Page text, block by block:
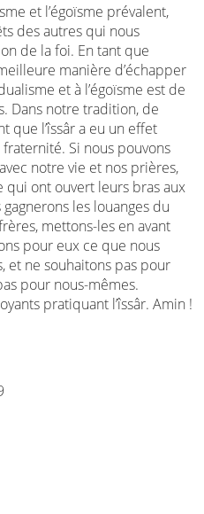
et l’égoïsme prévalent,
des autres qui nous
de la foi. En tant que
manière d’échapper
et à l’égoïsme est de
Dans notre tradition, de
que l’îssâr a eu un effet
Si nous pouvons
notre vie et nos prières,
qui ont ouvert leurs bras aux
les louanges du
mettons-les en avant
pour eux ce que nous
et ne souhaitons pas pour
pour nous-mêmes.
pratiquant l’îssâr. Amin !